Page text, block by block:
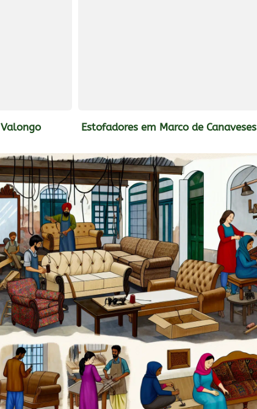
Estofadores em Marco de Canaveses